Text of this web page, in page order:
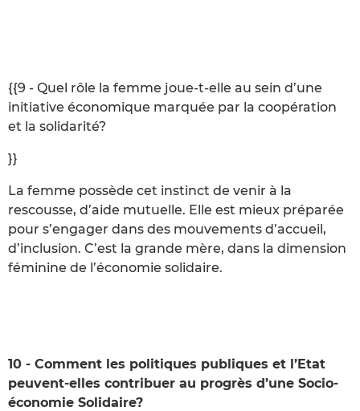
{{9 - Quel rôle la femme joue-t-elle au sein d’une
initiative économique marquée par la coopération
et la solidarité?
}}
La femme possède cet instinct de venir à la
rescousse, d’aide mutuelle. Elle est mieux préparée
pour s’engager dans des mouvements d’accueil,
d’inclusion. C’est la grande mère, dans la dimension
féminine de l’économie solidaire.
10 - Comment les politiques publiques et l’Etat
peuvent-elles contribuer au progrès d’une Socio-
économie Solidaire?